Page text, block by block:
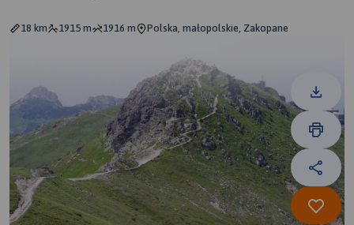
18 km 1915 m 1916 m Polska, małopolskie, Zakopane